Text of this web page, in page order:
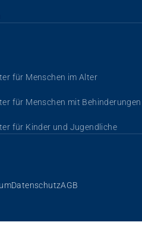
für Menschen im Alter
für Menschen mit Behinderungen
für Kinder und Jugendliche
DatenschutzAGB